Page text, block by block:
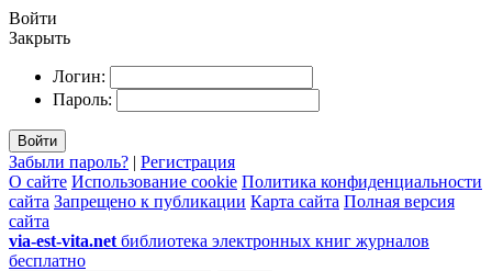
Войти
Закрыть
Логин:
Пароль:
Войти
Забыли пароль? | Регистрация
О сайте Использование cookie Политика конфиденциальности
сайта Запрещено к публикации Карта сайта Полная версия
сайта
via-est-vita.net библиотека электронных книг журналов
бесплатно